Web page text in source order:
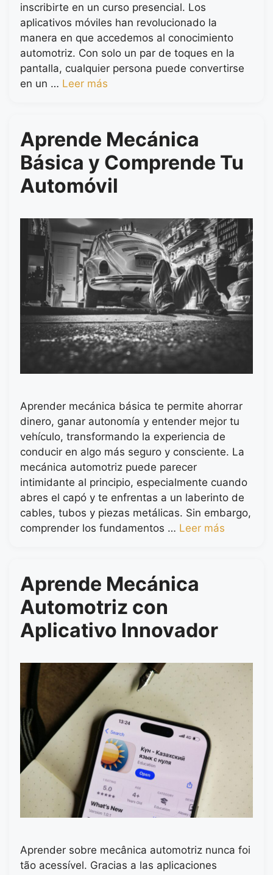
inscribirte en un curso presencial. Los
aplicativos móviles han revolucionado la
manera en que accedemos al conocimiento
automotriz. Con solo un par de toques en la
pantalla, cualquier persona puede convertirse
en un … Leer más
Aprende Mecánica
Básica y Comprende Tu
Automóvil
Aprender mecánica básica te permite ahorrar
dinero, ganar autonomía y entender mejor tu
vehículo, transformando la experiencia de
conducir en algo más seguro y consciente. La
mecánica automotriz puede parecer
intimidante al principio, especialmente cuando
abres el capó y te enfrentas a un laberinto de
cables, tubos y piezas metálicas. Sin embargo,
comprender los fundamentos … Leer más
Aprende Mecánica
Automotriz con
Aplicativo Innovador
Aprender sobre mecânica automotriz nunca foi
tão acessível. Gracias a las aplicaciones